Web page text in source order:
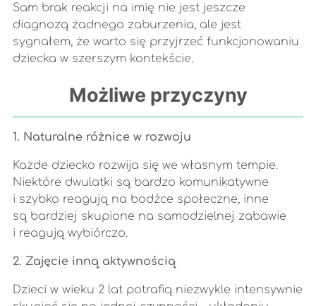
Sam brak reakcji na imię nie jest jeszcze
diagnozą żadnego zaburzenia, ale jest
sygnałem, że warto się przyjrzeć funkcjonowaniu
dziecka w szerszym kontekście.
Możliwe przyczyny
1. Naturalne różnice w rozwoju
Każde dziecko rozwija się we własnym tempie.
Niektóre dwulatki są bardzo komunikatywne
i szybko reagują na bodźce społeczne, inne
są bardziej skupione na samodzielnej zabawie
i reagują wybiórczo.
2. Zajęcie inną aktywnością
Dzieci w wieku 2 lat potrafią niezwykle intensywnie